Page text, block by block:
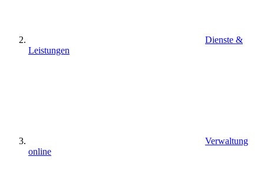
Dienste &
Leistungen
Verwaltung
online